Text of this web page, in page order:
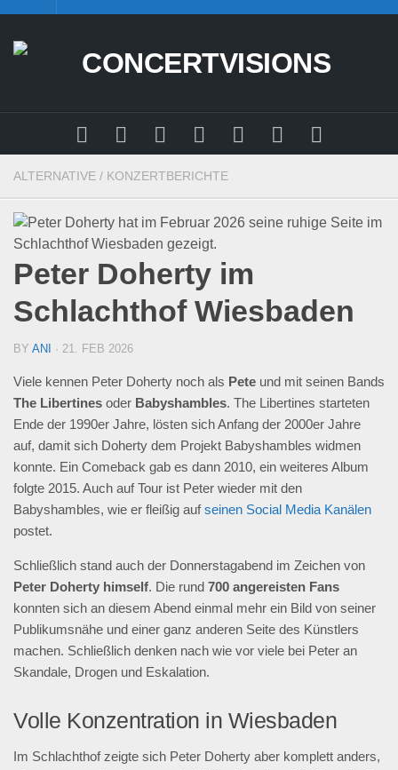
content
ALTERNATIVE / KONZERTBERICHTE
Peter Doherty im
Schlachthof Wiesbaden
BY ANI · 21. FEB 2026
Viele kennen Peter Doherty noch als Pete und mit seinen Bands
The Libertines oder Babyshambles. The Libertines starteten
Ende der 1990er Jahre, lösten sich Anfang der 2000er Jahre
auf, damit sich Doherty dem Projekt Babyshambles widmen
konnte. Ein Comeback gab es dann 2010, ein weiteres Album
folgte 2015. Auch auf Tour ist Peter wieder mit den
Babyshambles, wie er fleißig aufseinen Social Media Kanälen
postet.
Schließlich stand auch der Donnerstagabend im Zeichen von
Peter Doherty himself. Die rund 700 angereisten Fans
konnten sich an diesem Abend einmal mehr ein Bild von seiner
Publikumsnähe und einer ganz anderen Seite des Künstlers
machen. Schließlich denken nach wie vor viele bei Peter an
Skandale, Drogen und Eskalation.
Volle Konzentration in Wiesbaden
Im Schlachthof zeigte sich Peter Doherty aber komplett anders,